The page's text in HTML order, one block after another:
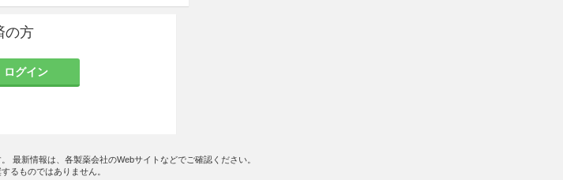
ことが推測された。
の方
ログイン
最新情報は、各製薬会社のWebサイトなどでご確認ください。
るものではありません。